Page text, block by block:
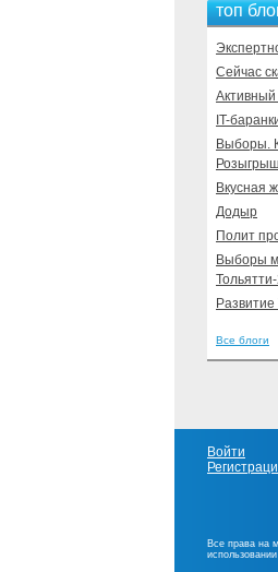
топ
Сейчас
IT-
Выборы.
Вкусная
Додыр
Полит
Выборы
Развитие
Все блоги
Войти
Все права на